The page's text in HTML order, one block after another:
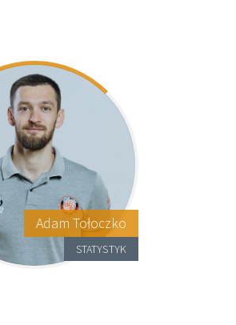
Adam Tołoczko
STATYSTYK